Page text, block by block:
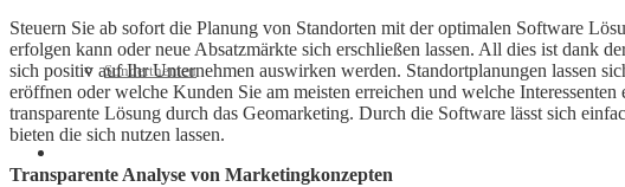
Sonderthemen
Steuern Sie ab sofort die Planung von Standorten mit der optimalen Software
erfolgen kann oder neue Absatzmärkte sich erschließen lassen. All dies ist
sich positiv auf Ihr Unternehmen auswirken werden. Standortplanungen lassen
eröffnen oder welche Kunden Sie am meisten erreichen und welche
transparente Lösung durch das Geomarketing. Durch die Software lässt sich
bieten die sich nutzen lassen.
Transparente Analyse von Marketingkonzepten